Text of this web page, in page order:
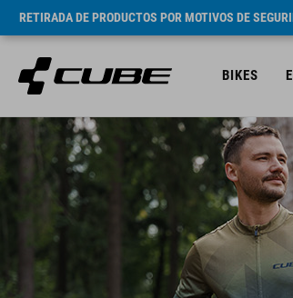
RETIRADA DE PRODUCTOS POR MOTIVOS DE
BIKES